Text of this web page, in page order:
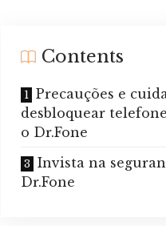
Contents
Precauções e
desbloquear
o Dr.Fone
Invista na
Dr.Fone